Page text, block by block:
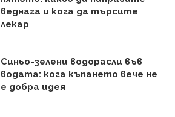
веднага и кога да търсите
лекар
Синьо-зелени водорасли във
водата: кога къпането вече не
е добра идея